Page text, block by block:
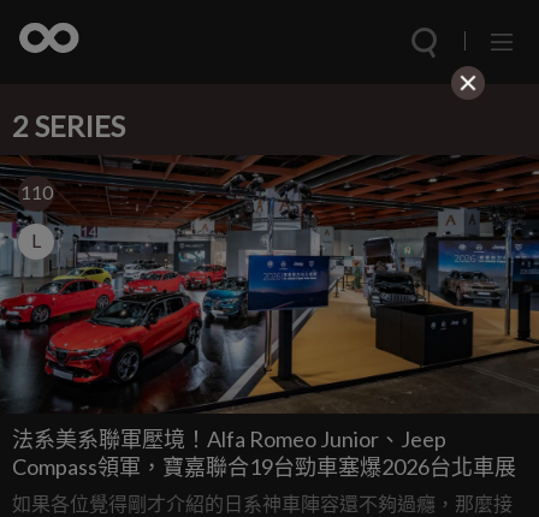
2 SERIES
110
L
法系美系聯軍壓境！Alfa Romeo Junior、Jeep
Compass領軍，寶嘉聯合19台勁車塞爆2026台北車展
如果各位覺得剛才介紹的日系神車陣容還不夠過癮，那麼接